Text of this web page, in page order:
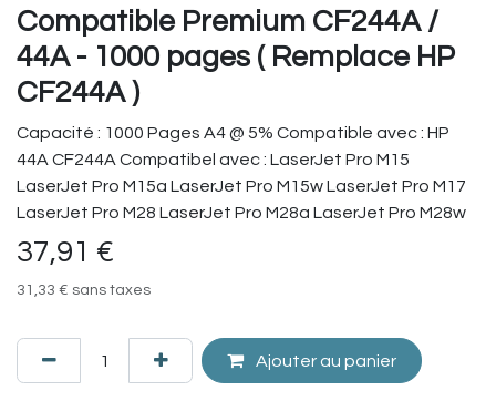
Compatible Premium CF244A /
44A - 1000 pages ( Remplace HP
CF244A )
Capacité : 1000 Pages A4 @ 5% Compatible avec : HP
44A CF244A Compatibel avec : LaserJet Pro M15
LaserJet Pro M15a LaserJet Pro M15w LaserJet Pro M17
LaserJet Pro M28 LaserJet Pro M28a LaserJet Pro M28w
37,91 €
31,33 € sans taxes
Ajouter au panier